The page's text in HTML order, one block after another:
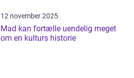
12 november 2025
Mad kan fortælle uendelig meget
om en kulturs historie